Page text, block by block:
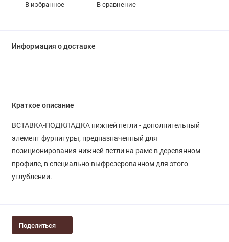
В избранное В сравнение
Информация о доставке
Краткое описание
ВСТАВКА-ПОДКЛАДКА нижней петли - дополнительный
элемент фурнитуры, предназначенный для
позиционирования нижней петли на раме в деревянном
профиле, в специально выфрезерованном для этого
углублении.
Поделиться